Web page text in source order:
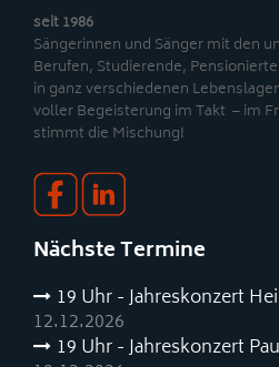
seit 1986
Sängerinnen und Sänger mit den
Berufen, Studierende,
in ganz verschiedenen
voller Begeisterung im Takt – im
stimmt die Mischung!
Nächste Termine
19 Uhr - Jahreskonzert
12.12.2026
19 Uhr - Jahreskonzert